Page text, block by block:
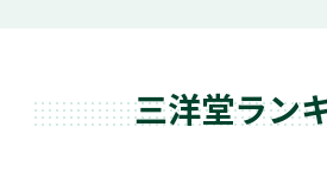
三洋堂ラン